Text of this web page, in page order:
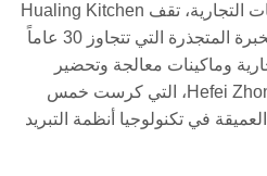
في إطار إدارة متكاملة للعلامات التجارية، تقف Hualing Kitchen
كالشركة الأم ذات العراقة والخبرة المتجذرة التي تتجاوز 30 عاماً
وماكينات معالجة وتحضير
الأطعمة. وتتبعها شركة Hefei Zhongxue، التي كرست خمس
في تكنولوجيا أنظمة التبريد